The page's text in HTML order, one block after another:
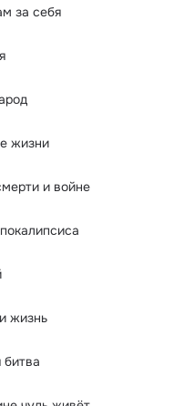
за себя
жизни
и войне
жизнь
битва